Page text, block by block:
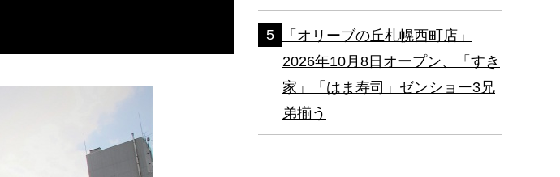
「オリーブの丘札幌西町店」
2026年10月8日オープン、「すき
家」「はま寿司」ゼンショー3兄
弟揃う